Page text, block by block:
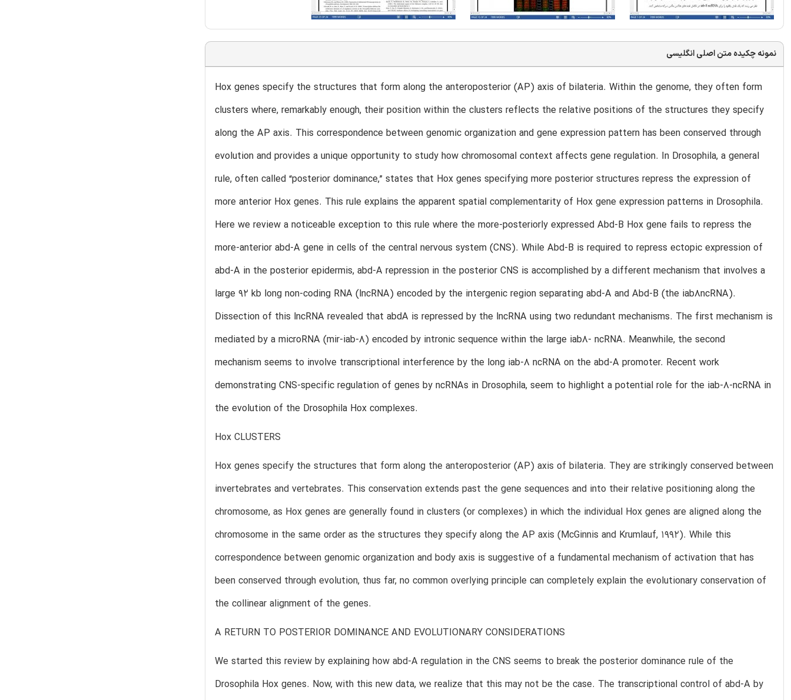
نمونه چکیده متن اصلی انگلیسی
Hox genes specify the structures that form along the anteroposterior (AP) axis of bilateria. Within the genome, they often form
clusters where, remarkably enough, their position within the clusters reflects the relative positions of the structures they specify
along the AP axis. This correspondence between genomic organization and gene expression pattern has been conserved through
evolution and provides a unique opportunity to study how chromosomal context affects gene regulation. In Drosophila, a general
rule, often called “posterior dominance,” states that Hox genes specifying more posterior structures repress the expression of
more anterior Hox genes. This rule explains the apparent spatial complementarity of Hox gene expression patterns in Drosophila.
Here we review a noticeable exception to this rule where the more-posteriorly expressed Abd-B Hox gene fails to repress the
more-anterior abd-A gene in cells of the central nervous system (CNS). While Abd-B is required to repress ectopic expression of
abd-A in the posterior epidermis, abd-A repression in the posterior CNS is accomplished by a different mechanism that involves a
large 92 kb long non-coding RNA (lncRNA) encoded by the intergenic region separating abd-A and Abd-B (the iab8ncRNA).
Dissection of this lncRNA revealed that abdA is repressed by the lncRNA using two redundant mechanisms. The first mechanism is
mediated by a microRNA (mir-iab-8) encoded by intronic sequence within the large iab8- ncRNA. Meanwhile, the second
mechanism seems to involve transcriptional interference by the long iab-8 ncRNA on the abd-A promoter. Recent work
demonstrating CNS-specific regulation of genes by ncRNAs in Drosophila, seem to highlight a potential role for the iab-8-ncRNA in
the evolution of the Drosophila Hox complexes.
Hox CLUSTERS
Hox genes specify the structures that form along the anteroposterior (AP) axis of bilateria. They are strikingly conserved between
invertebrates and vertebrates. This conservation extends past the gene sequences and into their relative positioning along the
chromosome, as Hox genes are generally found in clusters (or complexes) in which the individual Hox genes are aligned along the
chromosome in the same order as the structures they specify along the AP axis (McGinnis and Krumlauf, 1992). While this
correspondence between genomic organization and body axis is suggestive of a fundamental mechanism of activation that has
been conserved through evolution, thus far, no common overlying principle can completely explain the evolutionary conservation of
the collinear alignment of the genes.
A RETURN TO POSTERIOR DOMINANCE AND EVOLUTIONARY CONSIDERATIONS
We started this review by explaining how abd-A regulation in the CNS seems to break the posterior dominance rule of the
Drosophila Hox genes. Now, with this new data, we realize that this may not be the case. The transcriptional control of abd-A by